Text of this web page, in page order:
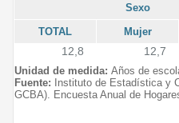
Sexo
TOTAL
Mujer
12,8 12,7
Unidad de medida: Años de
Fuente: Instituto de Estadística y
GCBA). Encuesta Anual de